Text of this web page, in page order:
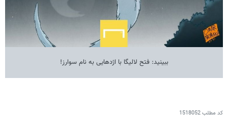
ببینید: فتح لالیگا با اژدهایی به نام سوارز!
کد مطلب1518052